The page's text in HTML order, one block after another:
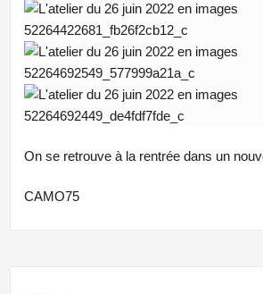
On se retrouve à la rentrée dans un
CAMO75